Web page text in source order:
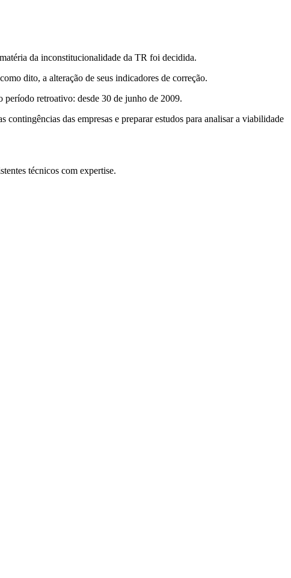
da inconstitucionalidade da TR foi decidida.
dito, a alteração de seus indicadores de correção.
período retroativo: desde 30 de junho de 2009.
das empresas e preparar estudos para analisar a viabilidade
técnicos com expertise.